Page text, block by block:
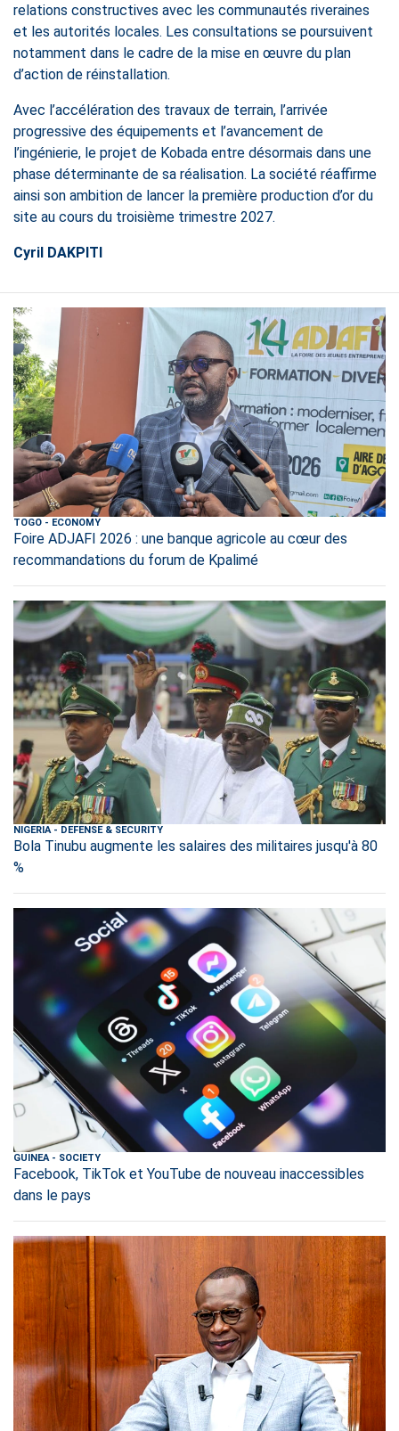
relations constructives avec les communautés riveraines
et les autorités locales. Les consultations se poursuivent
notamment dans le cadre de la mise en œuvre du plan
d’action de réinstallation.
Avec l’accélération des travaux de terrain, l’arrivée
progressive des équipements et l’avancement de
l’ingénierie, le projet de Kobada entre désormais dans une
phase déterminante de sa réalisation. La société réaffirme
ainsi son ambition de lancer la première production d’or du
site au cours du troisième trimestre 2027.
Cyril DAKPITI
TOGO - ECONOMY
Foire ADJAFI 2026 : une banque agricole au cœur des
recommandations du forum de Kpalimé
NIGERIA - DEFENSE & SECURITY
Bola Tinubu augmente les salaires des militaires jusqu'à 80
%
GUINEA- SOCIETY
Facebook, TikTok et YouTube de nouveau inaccessibles
dans le pays